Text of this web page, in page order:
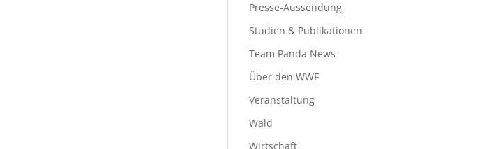
Presse-Aussendung
Studien & Publikationen
Team Panda News
Über den WWF
Veranstaltung
Wald
Wirtschaft